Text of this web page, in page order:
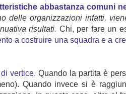
abbastanza comuni
delle organizzazioni infatti,
risultati. Chi, per fare un
a costruire una squadra e a
vertice. Quando la partita è
Quando invece si è